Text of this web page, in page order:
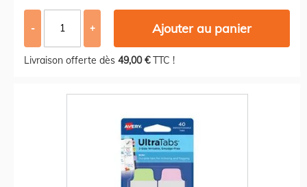
- + Ajouter au panier
Livraison offerte dès 49,00 €TTC !